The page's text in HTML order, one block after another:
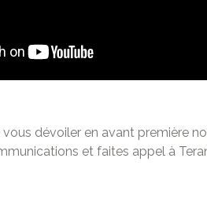
dévoiler en avant première
et faites appel à